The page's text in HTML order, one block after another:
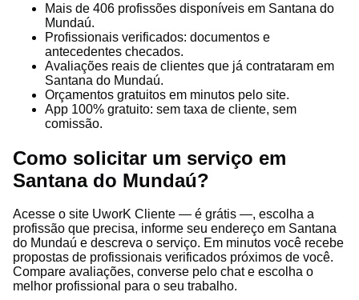
Mais de 406 profissões disponíveis em Santana do
Mundaú.
Profissionais verificados: documentos e
antecedentes checados.
Avaliações reais de clientes que já contrataram em
Santana do Mundaú.
Orçamentos gratuitos em minutos pelo site.
App 100% gratuito: sem taxa de cliente, sem
comissão.
Como solicitar um serviço em
Santana do Mundaú?
Acesse o site UworK Cliente — é grátis —, escolha a
profissão que precisa, informe seu endereço em Santana
do Mundaú e descreva o serviço. Em minutos você recebe
propostas de profissionais verificados próximos de você.
Compare avaliações, converse pelo chat e escolha o
melhor profissional para o seu trabalho.